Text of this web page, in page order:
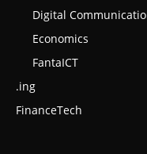
Digital
Economics
FantaICT
.ing
FinanceTech